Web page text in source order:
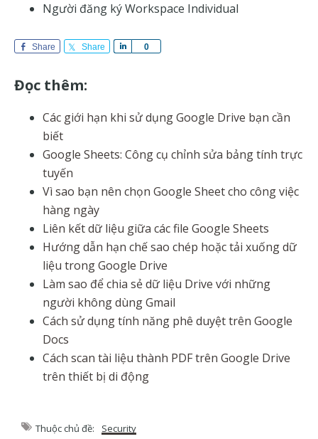
Người đăng ký Workspace Individual
Share Share 0
Đọc thêm:
Các giới hạn khi sử dụng Google Drive bạn cần
biết
Google Sheets: Công cụ chỉnh sửa bảng tính trực
tuyến
Vì sao bạn nên chọn Google Sheet cho công việc
hàng ngày
Liên kết dữ liệu giữa các file Google Sheets
Hướng dẫn hạn chế sao chép hoặc tải xuống dữ
liệu trong Google Drive
Làm sao để chia sẻ dữ liệu Drive với những
người không dùng Gmail
Cách sử dụng tính năng phê duyệt trên Google
Docs
Cách scan tài liệu thành PDF trên Google Drive
trên thiết bị di động
Thuộc chủ đề: Security